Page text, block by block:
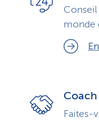
monde
Faites-